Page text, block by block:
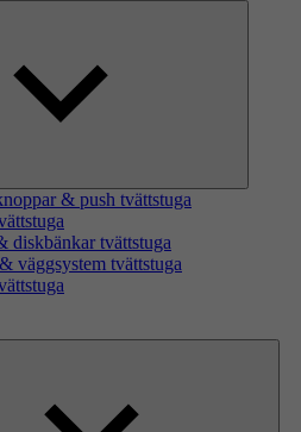
& push tvättstuga
diskbänkar tvättstuga
väggsystem tvättstuga